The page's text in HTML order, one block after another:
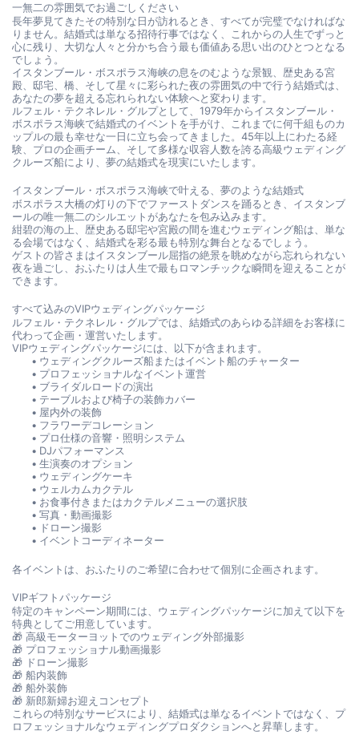
一無二の雰囲気でお過ごしください
長年夢見てきたその特別な日が訪れるとき、すべてが完璧でなければな
りません。結婚式は単なる招待行事ではなく、これからの人生でずっと
心に残り、大切な人々と分かち合う最も価値ある思い出のひとつとなる
でしょう。
イスタンブール・ボスポラス海峡の息をのむような景観、歴史ある宮
殿、邸宅、橋、そして星々に彩られた夜の雰囲気の中で行う結婚式は、
あなたの夢を超える忘れられない体験へと変わります。
ルフェル・テクネレル・グルプとして、1979年からイスタンブール・
ボスポラス海峡で結婚式のイベントを手がけ、これまでに何千組ものカ
ップルの最も幸せな一日に立ち会ってきました。45年以上にわたる経
験、プロの企画チーム、そして多様な収容人数を誇る高級ウェディング
クルーズ船により、夢の結婚式を現実にいたします。
イスタンブール・ボスポラス海峡で叶える、夢のような結婚式
ボスポラス大橋の灯りの下でファーストダンスを踊るとき、イスタンブ
ールの唯一無二のシルエットがあなたを包み込みます。
紺碧の海の上、歴史ある邸宅や宮殿の間を進むウェディング船は、単な
る会場ではなく、結婚式を彩る最も特別な舞台となるでしょう。
ゲストの皆さまはイスタンブール屈指の絶景を眺めながら忘れられない
夜を過ごし、おふたりは人生で最もロマンチックな瞬間を迎えることが
できます。
すべて込みのVIPウェディングパッケージ
ルフェル・テクネレル・グルプでは、結婚式のあらゆる詳細をお客様に
代わって企画・運営いたします。
VIPウェディングパッケージには、以下が含まれます。
ウェディングクルーズ船またはイベント船のチャーター
プロフェッショナルなイベント運営
ブライダルロードの演出
テーブルおよび椅子の装飾カバー
屋内外の装飾
フラワーデコレーション
プロ仕様の音響・照明システム
DJパフォーマンス
生演奏のオプション
ウェディングケーキ
ウェルカムカクテル
お食事付きまたはカクテルメニューの選択肢
写真・動画撮影
ドローン撮影
イベントコーディネーター
各イベントは、おふたりのご希望に合わせて個別に企画されます。
VIPギフトパッケージ
特定のキャンペーン期間には、ウェディングパッケージに加えて以下を
特典としてご用意しています。
🎁 高級モーターヨットでのウェディング外部撮影
🎁 プロフェッショナル動画撮影
🎁 ドローン撮影
🎁 船内装飾
🎁 船外装飾
🎁 新郎新婦お迎えコンセプト
これらの特別なサービスにより、結婚式は単なるイベントではなく、プ
ロフェッショナルなウェディングプロダクションへと昇華します。